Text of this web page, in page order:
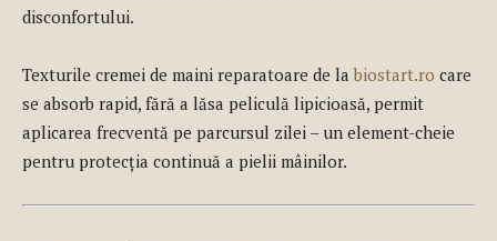
disconfortului.
Texturile cremei de maini reparatoare de labiostart.ro care
se absorb rapid, fără a lăsa peliculă lipicioasă, permit
aplicarea frecventă pe parcursul zilei – un element-cheie
pentru protecția continuă a pielii mâinilor.